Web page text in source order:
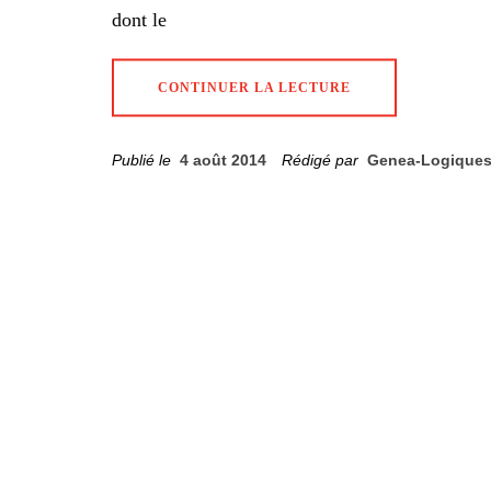
dont le
CONTINUER LA LECTURE
Publié le 4 août 2014 Rédigé par Genea-Logiques